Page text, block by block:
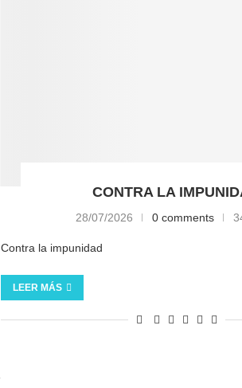
CONTRA LA
28/07/2026 0 comments
Contra la impunidad
LEER MÁS